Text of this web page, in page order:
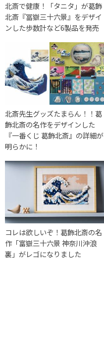
北斎で健康！「タニタ」が葛飾
北斎『冨嶽三十六景』をデザイ
ンした歩数計など6製品を発売
北斎先生グッズたまらん！！葛
飾北斎の名作をデザインした
『一番くじ 葛飾北斎』の詳細が
明らかに！
コレは欲しいぞ！葛飾北斎の名
作「富嶽三十六景 神奈川沖浪
裏」がレゴになりました